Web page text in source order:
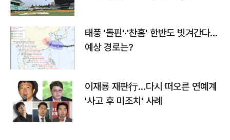
태풍 '돌핀'·'찬홈' 한반도 빗겨간다…
예상 경로는?
이재룡 재판行…다시 떠오른 연예계
'사고 후 미조치' 사례